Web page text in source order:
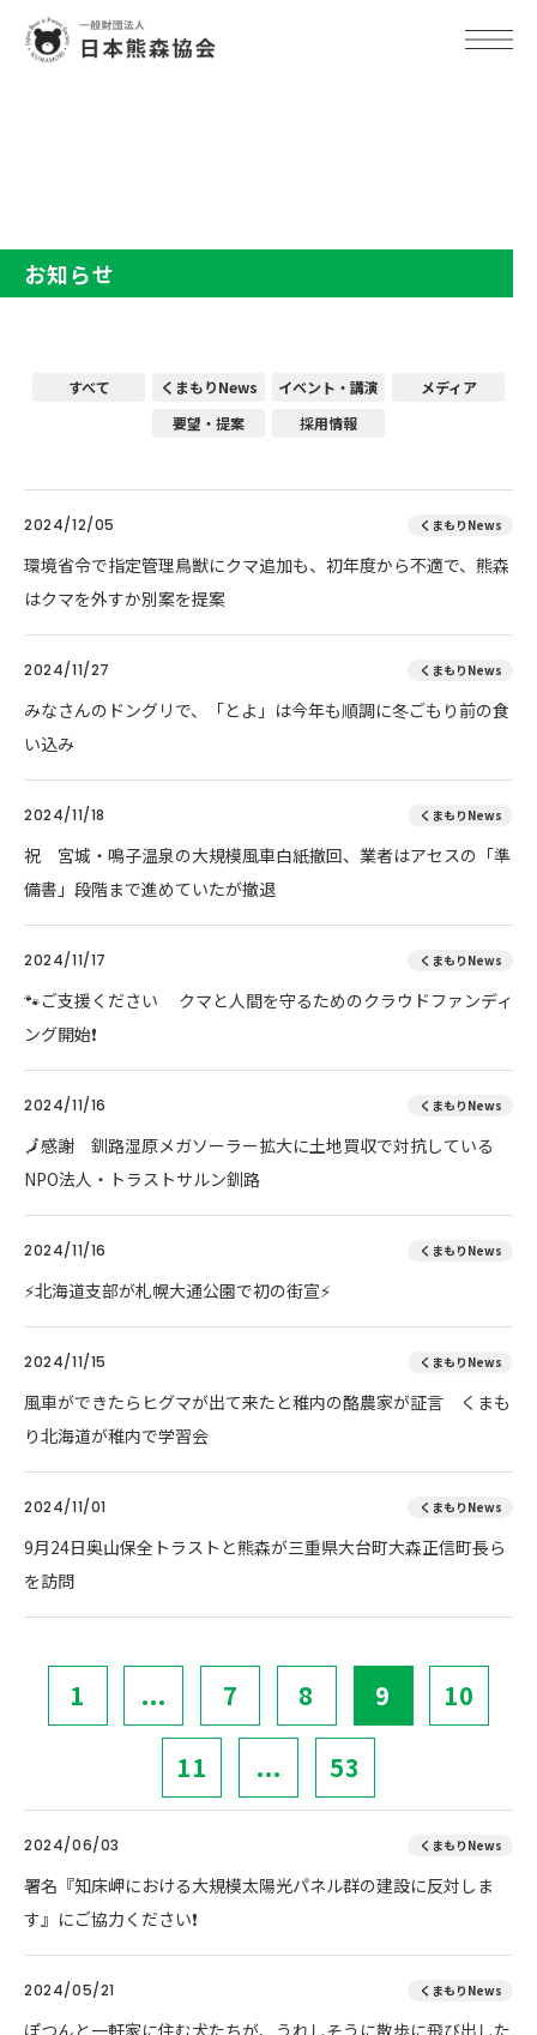
お知らせ
すべて くまもりNews イベント・講演
メディア
要望・提案
採用情報
2024/12/05 くまもりNews
環境省令で指定管理鳥獣にクマ追加も、初年度から不適で、熊森
はクマを外すか別案を提案
2024/11/27 くまもりNews
みなさんのドングリで、「とよ」は今年も順調に冬ごもり前の食
い込み
2024/11/18 くまもりNews
祝 宮城・鳴子温泉の大規模風車白紙撤回、業者はアセスの「準
備書」段階まで進めていたが撤退
2024/11/17 くまもりNews
🐾ご支援ください クマと人間を守るためのクラウドファンディ
ング開始❗
2024/11/16 くまもりNews
🗾感謝 釧路湿原メガソーラー拡大に土地買収で対抗している
NPO法人・トラストサルン釧路
2024/11/16 くまもりNews
⚡北海道支部が札幌大通公園で初の街宣⚡
2024/11/15 くまもりNews
風車ができたらヒグマが出て来たと稚内の酪農家が証言 くまも
り北海道が稚内で学習会
2024/11/01 くまもりNews
9月24日奥山保全トラストと熊森が三重県大台町大森正信町長ら
を訪問
1 ... 7 8 9 10
11 ... 53
2024/06/03 くまもりNews
署名『知床岬における大規模太陽光パネル群の建設に反対しま
す』にご協力ください❗
2024/05/21 くまもりNews
ぽつんと一軒家に住む犬たちが、うれしそうに散歩に飛び出した